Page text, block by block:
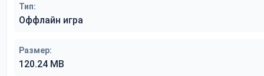
Тип:
Оффлайн игра
Размер:
120.24 MB